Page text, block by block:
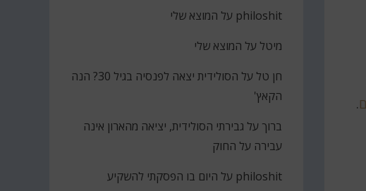
.
philoshit על המוצא שלי
מיטל על המוצא שלי
חן טל על
הסולידית יצאה לפנסיה בגיל 30? הנה
הקאץ'
ברוך על גבירתי הסולידית, יציאה מהארון אינה
עבירה על החוק
philoshit על היום בו הפסקתי להשקיע